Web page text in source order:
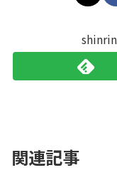
関連記事